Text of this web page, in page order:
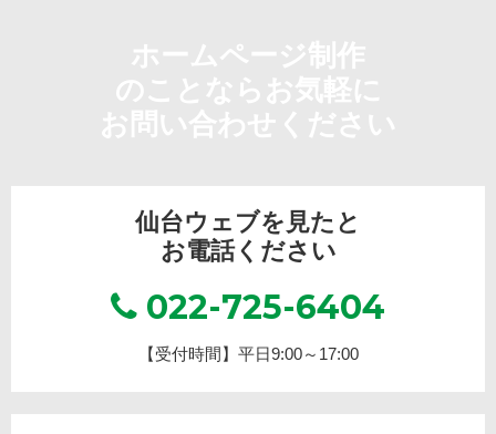
仙台ウェブを見たと
お電話ください
022-725-6404
【受付時間】平日9:00～17:00